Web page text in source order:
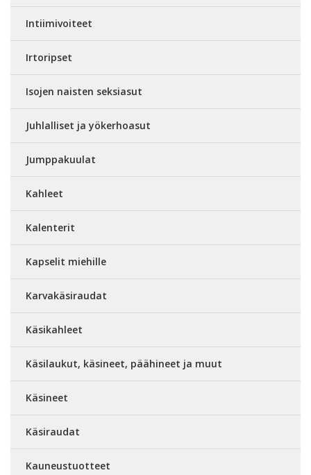
Intiimivoiteet
Irtoripset
Isojen naisten seksiasut
Juhlalliset ja yökerhoasut
Jumppakuulat
Kahleet
Kalenterit
Kapselit miehille
Karvakäsiraudat
Käsikahleet
Käsilaukut, käsineet, päähineet ja muut
Käsineet
Käsiraudat
Kauneustuotteet